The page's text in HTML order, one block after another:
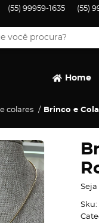
(55) 99959-1635 (55)
Home
colares Brinco e
Seja
Sku: